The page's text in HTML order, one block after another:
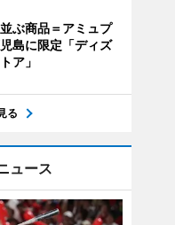
ぶ商品＝アミュプ
島に限定「ディズ
ア」
る
ュース